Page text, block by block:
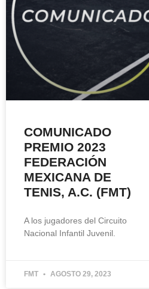
COMUNICADO
PREMIO 2023
FEDERACIÓN
MEXICANA DE
TENIS, A.C. (FMT)
A los jugadores del Circuito
Nacional Infantil Juvenil.
FMT AGOSTO 29, 2023